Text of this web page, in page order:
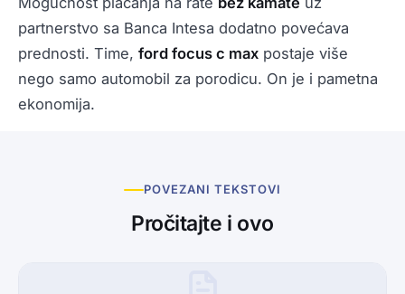
partnerstvo sa Banca Intesa dodatno povećava
prednosti. Time, ford focus c max postaje više
nego samo automobil za porodicu. On je i pametna
ekonomija.
POVEZANI TEKSTOVI
Pročitajte i ovo